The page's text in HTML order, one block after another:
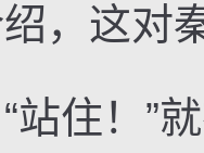
，这对
住！”就